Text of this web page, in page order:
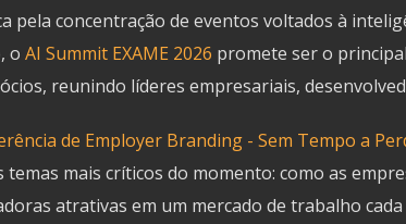
pela concentração de eventos voltados à
o AI Summit EXAME 2026 promete ser o
reunindo líderes empresariais,
de Employer Branding - Sem Tempo a
temas mais críticos do momento: como as
atrativas em um mercado de trabalho